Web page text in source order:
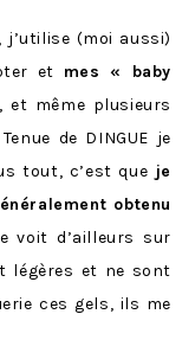
j’utilise (moi aussi)
et mes « baby
, et même plusieurs
de DINGUE je
tout, c’est que je
obtenu
voit d’ailleurs sur
légères et ne sont
ces gels, ils me